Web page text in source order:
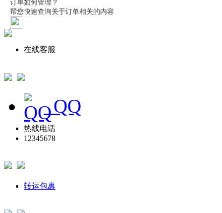
在线客服
QQ
热线电话
12345678
转运包裹